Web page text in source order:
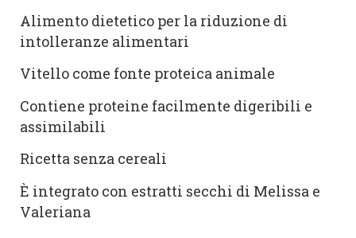
Alimento dietetico per la riduzione di
intolleranze alimentari
Vitello come fonte proteica animale
Contiene proteine facilmente digeribili e
assimilabili
Ricetta senza cereali
È integrato con estratti secchi di Melissa e
Valeriana